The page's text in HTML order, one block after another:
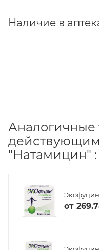
Наличие в
Аналогичные
"Натамицин" :
Экофуцин
от